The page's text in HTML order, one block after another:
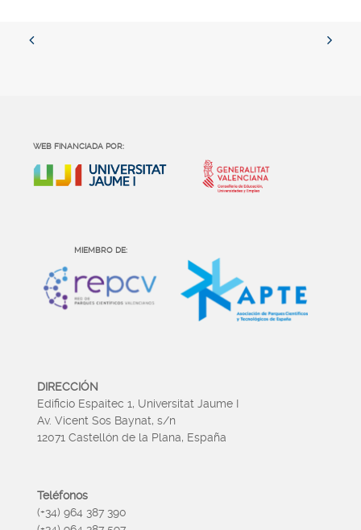
WEB FINANCIADA POR:
MIEMBRO DE:
DIRECCIÓN
Edificio Espaitec 1, Universitat Jaume I
Av. Vicent Sos Baynat, s/n
12071 Castellón de la Plana, España
Teléfonos
(+34) 964 387 390